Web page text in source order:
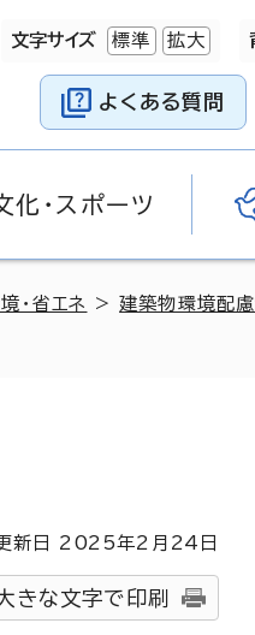
文字サイズ 標準 拡大
よくある質問
化・スポーツ
・省エネ >建築物環境配
日 2025年2月 24 日
きな文字で印刷